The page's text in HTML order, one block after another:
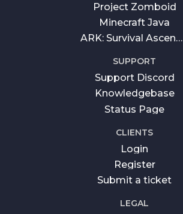
Project Zomboid
Minecraft Java
ARK: Survival Ascended
SUPPORT
Support Discord
Knowledgebase
Status Page
CLIENTS
Login
Register
Submit a ticket
LEGAL